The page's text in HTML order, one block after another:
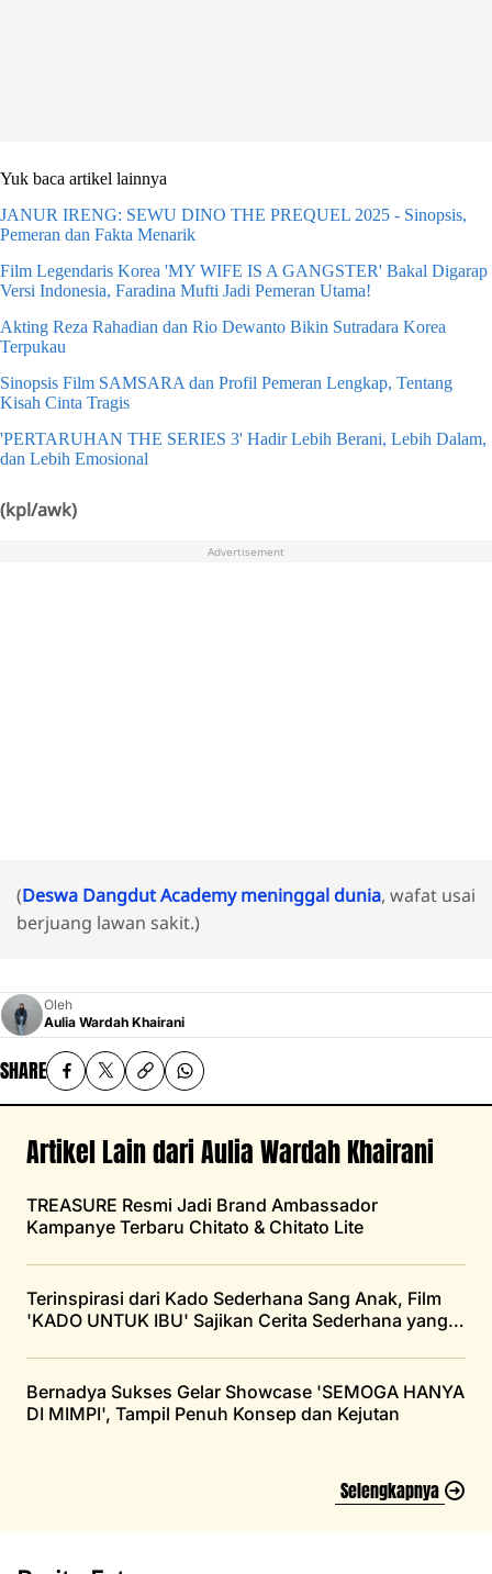
Yuk baca artikel lainnya
JANUR IRENG: SEWU DINO THE PREQUEL 2025 - Sinopsis,
Pemeran dan Fakta Menarik
Film Legendaris Korea 'MY WIFE IS A GANGSTER' Bakal Digarap
Versi Indonesia, Faradina Mufti Jadi Pemeran Utama!
Akting Reza Rahadian dan Rio Dewanto Bikin Sutradara Korea
Terpukau
Sinopsis Film SAMSARA dan Profil Pemeran Lengkap, Tentang
Kisah Cinta Tragis
'PERTARUHAN THE SERIES 3' Hadir Lebih Berani, Lebih Dalam,
dan Lebih Emosional
(kpl/awk)
Advertisement
(Deswa Dangdut Academy meninggal dunia, wafat usai
berjuang lawan sakit.)
Oleh
Aulia Wardah Khairani
SHARE
Artikel Lain dari Aulia Wardah Khairani
TREASURE Resmi Jadi Brand Ambassador
Kampanye Terbaru Chitato & Chitato Lite
Terinspirasi dari Kado Sederhana Sang Anak, Film
'KADO UNTUK IBU' Sajikan Cerita Sederhana yang
Bernadya Sukses Gelar Showcase 'SEMOGA HANYA
DI MIMPI', Tampil Penuh Konsep dan Kejutan
Selengkapnya